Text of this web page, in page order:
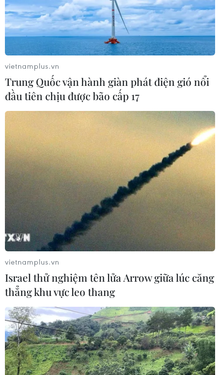
Các tỉnh miền Bắc đêm và sáng sớm se
lạnh, ngày nắng hanh
24/09/2014 01:16
Các tỉnh miền Bắc đang có thời tiết đặc trưng của mùa
Thu, đêm và sáng sớm se lạnh, ban ngày trời trong
xanh, nắng vàng, tuy nhiên vì độ ẩm thấp nên có cảm
giác hanh khô.
vietnamplus.vn
Trung Quốc vận hành giàn phát điện gió nổi
đầu tiên chịu được bão cấp 17
vietnamplus.vn
Israel thử nghiệm tên lửa Arrow giữa lúc căng
thẳng khu vực leo thang